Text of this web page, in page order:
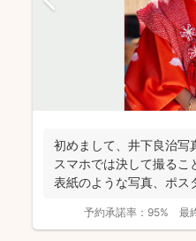
初めまして、井下良治写
スマホでは決して撮る
表紙のような写真、ポス
予約承諾率： 95% 最